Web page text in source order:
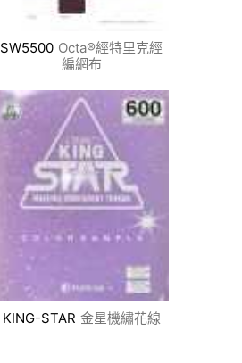
SW5500 Octa®經特里克經
編網布
KING-STAR 金星機繡花線